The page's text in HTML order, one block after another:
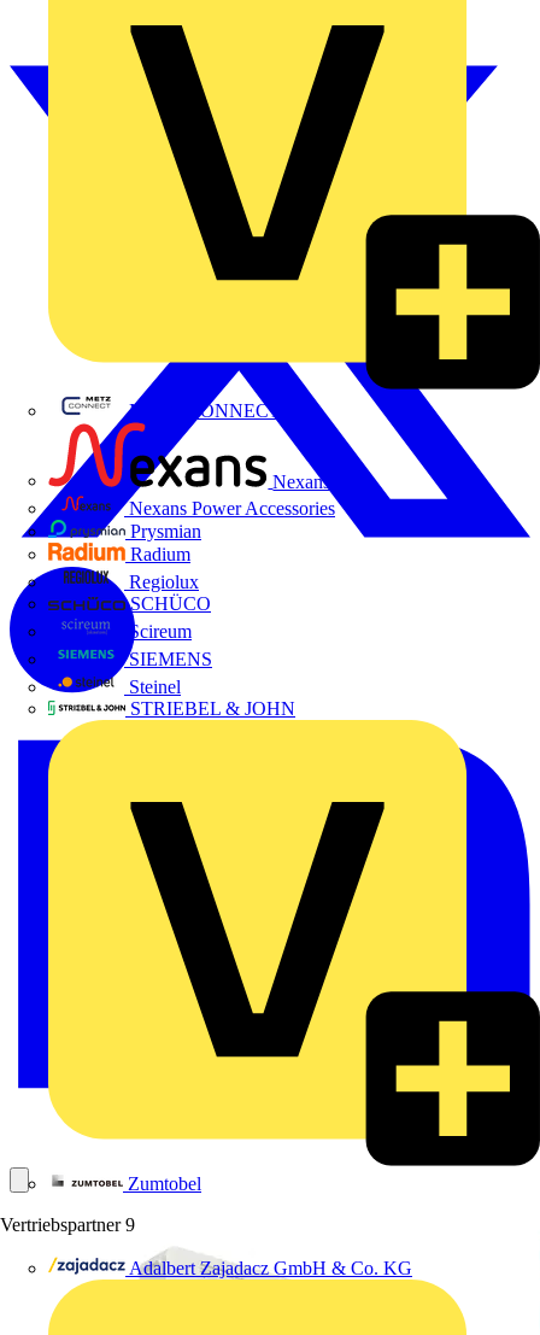
METZ CONNECT
Nexans
Nexans Power Accessories
Prysmian
Radium
Regiolux
SCHÜCO
Scireum
SIEMENS
Steinel
STRIEBEL & JOHN
Zumtobel
Vertriebspartner 9
Adalbert Zajadacz GmbH & Co. KG